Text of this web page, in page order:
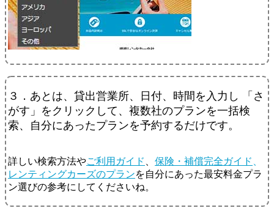
３．あとは、貸出営業所、日付、時間を入力し 「さ
がす」をクリックして、複数社のプランを一括検
索、自分にあったプランを予約するだけです。
詳しい検索方法やご利用ガイド 保険・補償完全ガイド
レンティングカーズのプランを自分にあった最安料金プラ
ン選びの参考にしてくださいね。